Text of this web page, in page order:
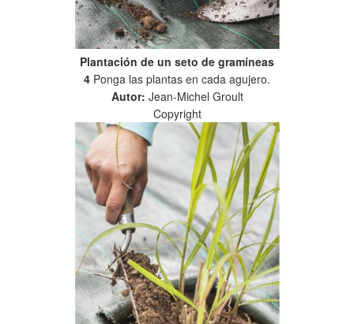
Plantación de un seto de gramíneas
4 Ponga las plantas en cada agujero.
Autor: Jean-Michel Groult
Copyright